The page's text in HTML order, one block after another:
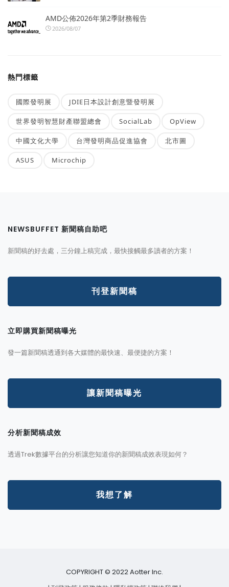
AMD公佈2026年第2季財務報告
2026/08/07
熱門標籤
國際發明展 JDIE日本設計創意暨發明展
世界發明智慧財產聯盟總會 SocialLab OpView
中國文化大學 台灣發明商品促進協會 北市圖
ASUS Microchip
NEWSBUFFET 新聞稿自助吧
新聞稿的好去處，三分鐘上稿完成，最快接觸最多讀者的方案！
刊登新聞稿
立即購買新聞稿曝光
發一篇新聞稿透通到各大媒體的最快速、最便捷的方案！
讓新聞稿曝光
分析新聞稿成效
透過Trek數據平台的分析讓您知道你的新聞稿成效表現如何？
我想了解
COPYRIGHT © 2022 Aotter Inc.